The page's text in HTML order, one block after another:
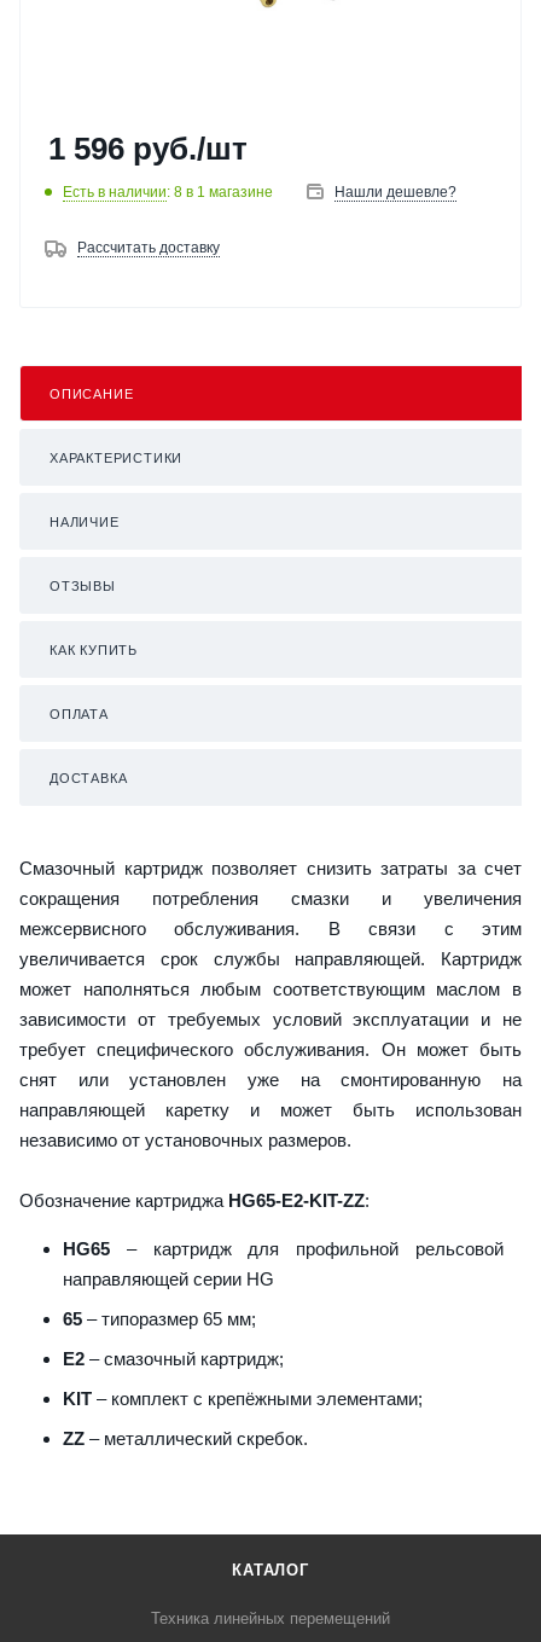
1 596 руб./шт
Есть в наличии: 8 в 1 магазине Нашли дешевле?
Рассчитать доставку
ОПИСАНИЕ
ХАРАКТЕРИСТИКИ
НАЛИЧИЕ
ОТЗЫВЫ
КАК КУПИТЬ
ОПЛАТА
ДОСТАВКА
Смазочный картридж позволяет снизить затраты за счет
сокращения потребления смазки и увеличения
межсервисного обслуживания. В связи с этим
увеличивается срок службы направляющей. Картридж
может наполняться любым соответствующим маслом в
зависимости от требуемых условий эксплуатации и не
требует специфического обслуживания. Он может быть
снят или установлен уже на смонтированную на
направляющей каретку и может быть использован
независимо от установочных размеров.
Обозначение картриджа HG65-E2-KIT-ZZ:
HG65 – картридж для профильной рельсовой
направляющей серии HG
65 – типоразмер 65 мм;
E2 – смазочный картридж;
KIT – комплект с крепёжными элементами;
ZZ – металлический скребок.
КАТАЛОГ
Техника линейных перемещений